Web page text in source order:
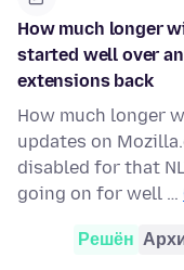
How much longer
started well over
extensions back
How much longer
updates on
disabled for that
going on for well …
Решён